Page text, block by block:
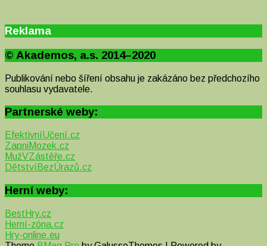
Reklama
© Akademos, a.s. 2014–2020
Publikování nebo šíření obsahu je zakázáno bez předchozího
souhlasu vydavatele.
Partnerské weby:
EfektivníUčení.cz
ZapniMozek.cz
MužVZástěře.cz
DětstvíBezÚrazů.cz
Herní weby:
BestHry.cz
Herní-zóna.cz
Hry-online.eu